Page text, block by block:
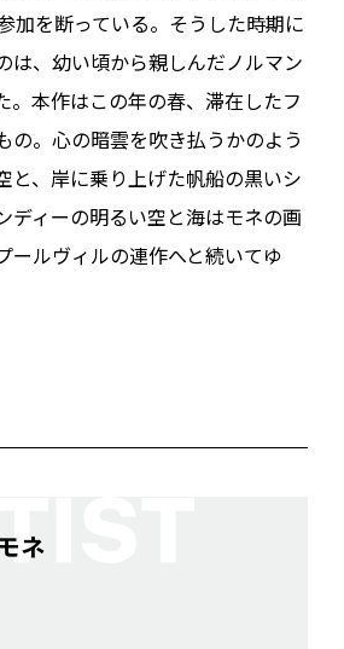
加を断っている。そうした時期に
は、幼い頃から親しんだノルマン
。本作はこの年の春、滞在したフ
の。心の暗雲を吹き払うかのよう
と、岸に乗り上げた帆船の黒いシ
ディーの明るい空と海はモネの画
ールヴィルの連作へと続いてゆ
ネ